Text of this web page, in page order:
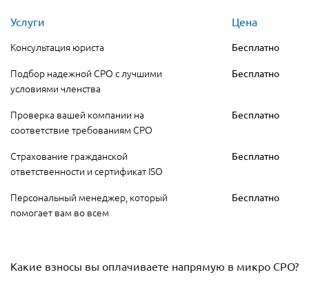
Услуги
Цена
Консультация юриста
Бесплатно
Подбор надежной СРО с лучшими
условиями членства
Бесплатно
Проверка вашей компании на
соответствие требованиям СРО
Бесплатно
Страхование гражданской
ответственности и сертификат ISO
Бесплатно
Персональный менеджер, который
помогает вам во всем
Бесплатно
Какие взносы вы оплачиваете напрямую в микро СРО?